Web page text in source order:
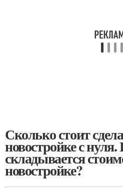
Сколько стоит
новостройке с нуля.
складывается
новостройке?